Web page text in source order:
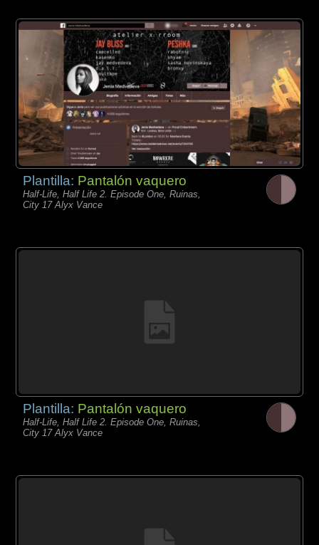
Plantilla: Pantalón vaquero
Half-Life, Half Life 2. Episode One, Ruinas,
City 17 Alyx Vance
Plantilla: Pantalón vaquero
Half-Life, Half Life 2. Episode One, Ruinas,
City 17 Alyx Vance